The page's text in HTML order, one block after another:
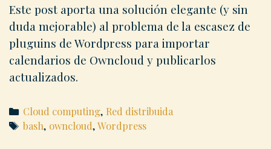
Este post aporta una solución elegante (y sin
duda mejorable) al problema de la escasez de
pluguins de Wordpress para importar
calendarios de Owncloud y publicarlos
actualizados.
Categories
Cloud computing, Red distribuida
Tags
bash, owncloud,Wordpress